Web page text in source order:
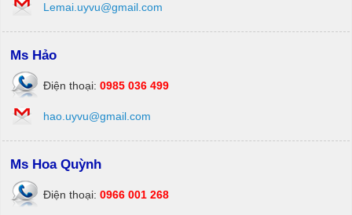
Lemai.uyvu@gmail.com
Ms Hảo
Điện thoại: 0985 036 499
hao.uyvu@gmail.com
Ms Hoa Quỳnh
Điện thoại: 0966 001 268